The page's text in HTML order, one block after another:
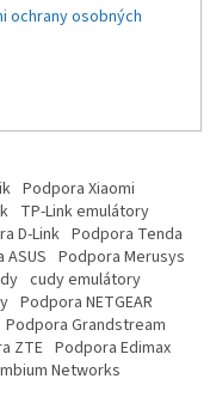
ochrany osobných
Podpora Xiaomi
TP-Link emulátory
D-Link Podpora Tenda
Podpora Merusys
cudy emulátory
Podpora NETGEAR
Podpora Grandstream
ZTE Podpora Edimax
Networks